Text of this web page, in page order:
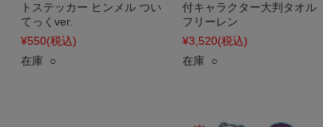
トステッカー ヒンメル つい
てっくver.
¥550(税込)
在庫 ○
付キャラクター大判タオル
フリーレン
¥3,520(税込)
在庫 ○